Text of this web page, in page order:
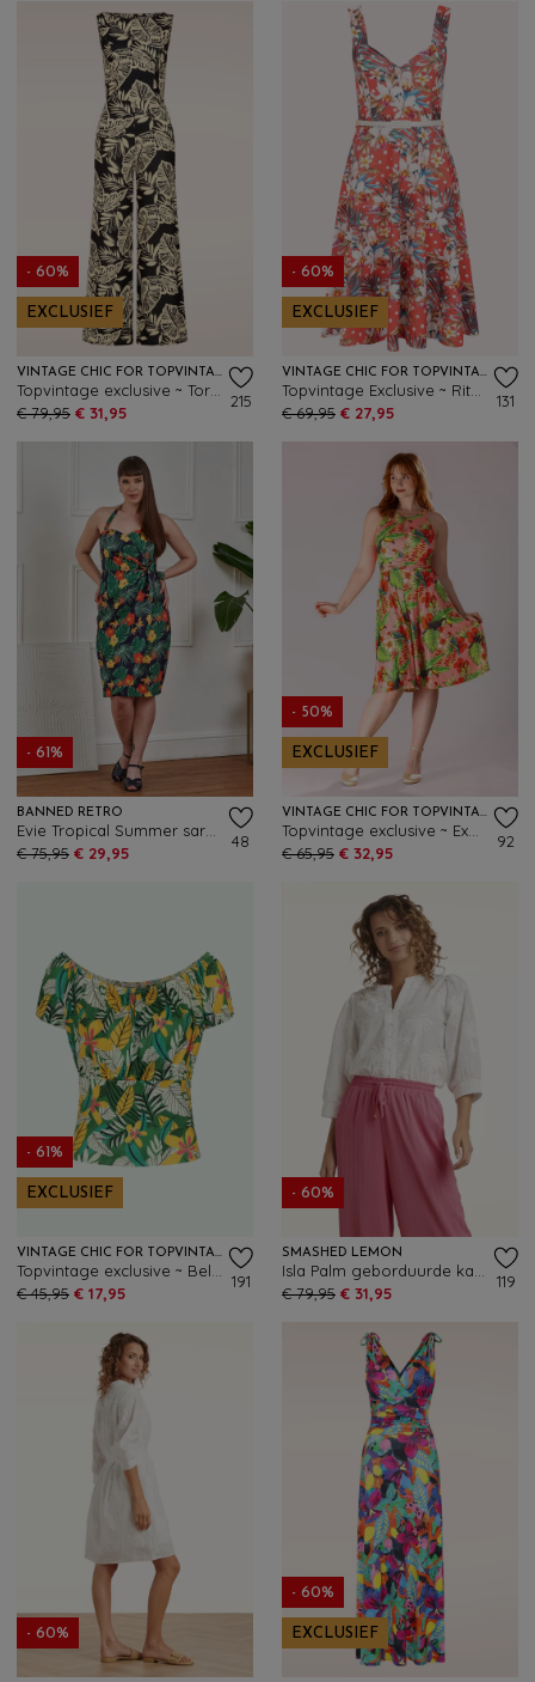
- 60%
EXCLUSIEF
VINTAGE CHIC FOR TOPVINTAGE
€ 79,95 € 31,95
215
- 60%
EXCLUSIEF
VINTAGE CHIC FOR TOPVINTAGE
€ 69,95 € 27,95
131
- 61%
BANNED RETRO
€ 75,95 € 29,95
48
- 50%
EXCLUSIEF
VINTAGE CHIC FOR TOPVINTAGE
€ 65,95 € 32,95
92
- 61%
EXCLUSIEF
VINTAGE CHIC FOR TOPVINTAGE
€ 45,95 € 17,95
191
- 60%
SMASHED LEMON
€ 79,95 € 31,95
119
- 60%
- 60%
EXCLUSIEF